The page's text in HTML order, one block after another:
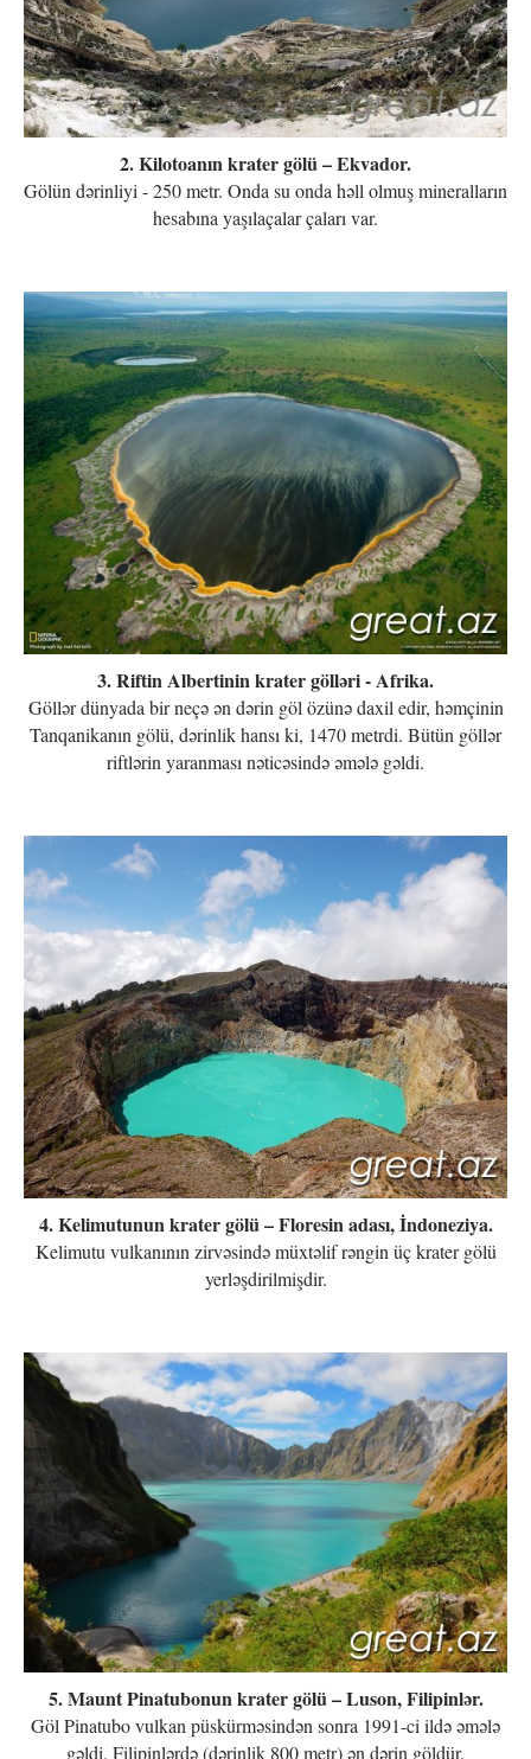
2. Kilotoanın krater gölü – Ekvador.
Gölün dərinliyi - 250 metr. Onda su onda həll olmuş mineralların
hesabına yaşılaçalar çaları var.
3. Riftin Albertinin krater gölləri - Afrika.
Göllər dünyada bir neçə ən dərin göl özünə daxil edir, həmçinin
Tanqanikanın gölü, dərinlik hansı ki, 1470 metrdi. Bütün göllər
riftlərin yaranması nəticəsində əmələ gəldi.
4. Kelimutunun krater gölü – Floresin adası, İndoneziya.
Kelimutu vulkanının zirvəsində müxtəlif rəngin üç krater gölü
yerləşdirilmişdir.
5. Maunt Pinatubonun krater gölü – Luson, Filipinlər.
Göl Pinatubo vulkan püskürməsindən sonra 1991-ci ildə əmələ
gəldi. Filipinlərdə (dərinlik 800 metr) ən dərin göldür.